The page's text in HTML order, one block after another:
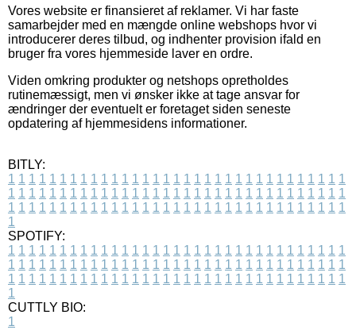
Vores website er finansieret af reklamer. Vi har faste
samarbejder med en mængde online webshops hvor vi
introducerer deres tilbud, og indhenter provision ifald en
bruger fra vores hjemmeside laver en ordre.
Viden omkring produkter og netshops opretholdes
rutinemæssigt, men vi ønsker ikke at tage ansvar for
ændringer der eventuelt er foretaget siden seneste
opdatering af hjemmesidens informationer.
BITLY:
1 1 1 1 1 1 1 1 1 1 1 1 1 1 1 1 1 1 1 1 1 1 1 1 1 1 1 1 1 1 1 1 1
1 1 1 1 1 1 1 1 1 1 1 1 1 1 1 1 1 1 1 1 1 1 1 1 1 1 1 1 1 1 1 1 1
1 1 1 1 1 1 1 1 1 1 1 1 1 1 1 1 1 1 1 1 1 1 1 1 1 1 1 1 1 1 1 1 1
1
SPOTIFY:
1 1 1 1 1 1 1 1 1 1 1 1 1 1 1 1 1 1 1 1 1 1 1 1 1 1 1 1 1 1 1 1 1
1 1 1 1 1 1 1 1 1 1 1 1 1 1 1 1 1 1 1 1 1 1 1 1 1 1 1 1 1 1 1 1 1
1 1 1 1 1 1 1 1 1 1 1 1 1 1 1 1 1 1 1 1 1 1 1 1 1 1 1 1 1 1 1 1 1
1
CUTTLY BIO:
1